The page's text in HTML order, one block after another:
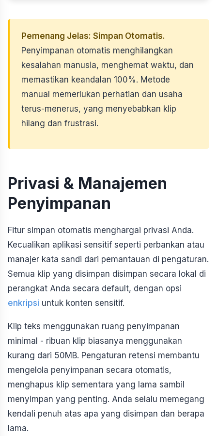
Pemenang Jelas: Simpan Otomatis.
Penyimpanan otomatis menghilangkan
kesalahan manusia, menghemat waktu, dan
memastikan keandalan 100%. Metode
manual memerlukan perhatian dan usaha
terus-menerus, yang menyebabkan klip
hilang dan frustrasi.
Privasi & Manajemen
Penyimpanan
Fitur simpan otomatis menghargai privasi Anda.
Kecualikan aplikasi sensitif seperti perbankan atau
manajer kata sandi dari pemantauan di pengaturan.
Semua klip yang disimpan disimpan secara lokal di
perangkat Anda secara default, dengan opsi
enkripsi untuk konten sensitif.
Klip teks menggunakan ruang penyimpanan
minimal - ribuan klip biasanya menggunakan
kurang dari 50MB. Pengaturan retensi membantu
mengelola penyimpanan secara otomatis,
menghapus klip sementara yang lama sambil
menyimpan yang penting. Anda selalu memegang
kendali penuh atas apa yang disimpan dan berapa
lama.